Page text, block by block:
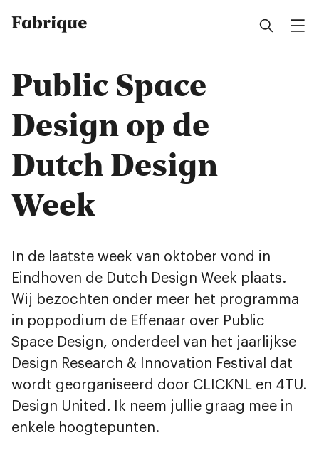
Fabrique
Public Space
Design op de
Dutch Design
Week
In de laatste week van oktober vond in
Eindhoven de Dutch Design Week plaats.
Wij bezochten onder meer het programma
in poppodium de Effenaar over Public
Space Design, onderdeel van het jaarlijkse
Design Research & Innovation Festival dat
wordt georganiseerd door CLICKNL en 4TU.
Design United. Ik neem jullie graag mee in
enkele hoogtepunten.